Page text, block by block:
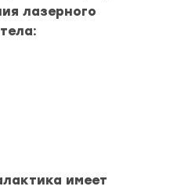
лазерного
имеет